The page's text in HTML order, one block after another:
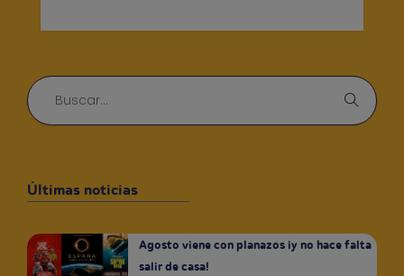
Últimas noticias
Agosto viene con planazos ¡y no hace falta
salir de casa!